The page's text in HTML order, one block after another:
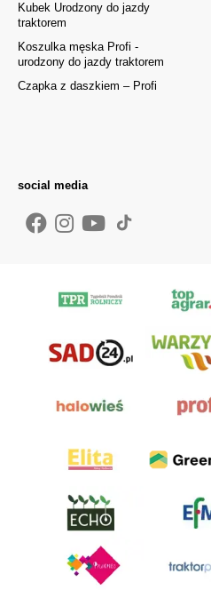
Kubek Urodzony do jazdy
traktorem
Koszulka męska Profi -
urodzony do jazdy traktorem
Czapka z daszkiem – Profi
social media